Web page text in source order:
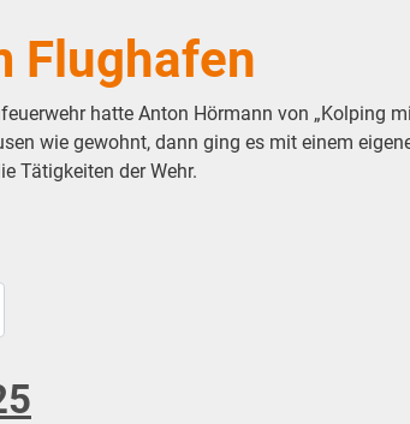
Flughafen
hatte Anton Hörmann von „Kolping
wie gewohnt, dann ging es mit einem
Tätigkeiten der Wehr.